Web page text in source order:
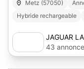
Metz (57050)
Hybride rechargeable
JAGUAR
43